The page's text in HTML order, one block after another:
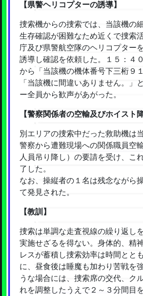
【県警ヘリコプターの誘導】
捜索機からの捜索では、当該機の
生存確認が困難なため近くで捜索
庁及び県警航空隊のヘリコプター
誘導し確認を依頼した。１５：４
から「当該機の機体番号下三桁９
「当該機に間違いありません。」
ー全員から歓声があがった。
【警察関係者の空輸及びホイスト降
別エリアの捜索中だった救助機は
警察から遭難現場への関係職員空
人員吊り降し）の要請を受け、こ
了した。
なお、操縦者の１名は残念ながら
て発見された。
【教訓】
捜索は単調な走査視線の繰り返し
実施せざるを得ない。身体的、精
レスが蓄積し捜索効率は時間とと
に、昼食後は睡魔も加わり苦戦を
うな場合には、捜索席の交代、ク
れを調整したうえで２～３分間目